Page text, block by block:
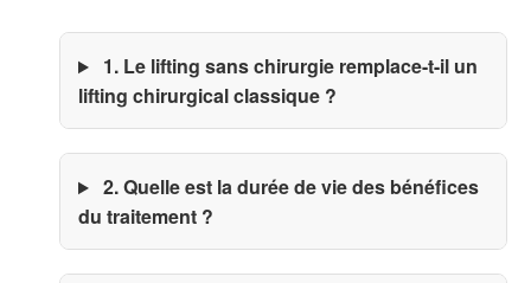
1. Le lifting sans chirurgie remplace-t-il un
lifting chirurgical classique ?
2. Quelle est la durée de vie des bénéfices
du traitement ?